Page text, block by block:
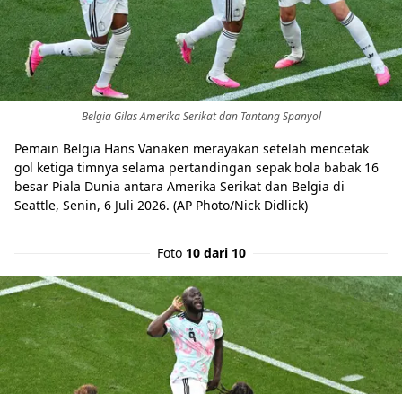
Belgia Gilas Amerika Serikat dan Tantang Spanyol
Pemain Belgia Hans Vanaken merayakan setelah mencetak
gol ketiga timnya selama pertandingan sepak bola babak 16
besar Piala Dunia antara Amerika Serikat dan Belgia di
Seattle, Senin, 6 Juli 2026. (AP Photo/Nick Didlick)
Foto 10 dari 10